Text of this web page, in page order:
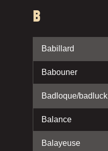
B
Babillard
Babouner
Badloque/badluck
Balance
Balayeuse